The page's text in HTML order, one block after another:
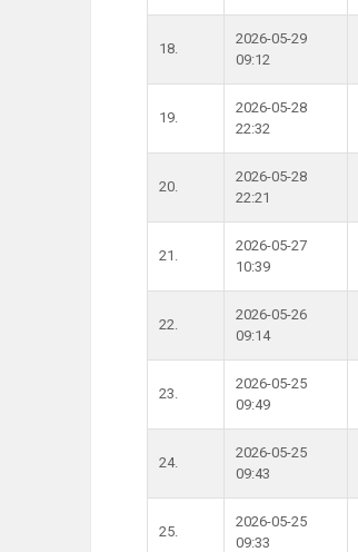
18.
2026-05-29
09:12
19.
2026-05-28
22:32
20.
2026-05-28
22:21
21.
2026-05-27
10:39
22.
2026-05-26
09:14
23.
2026-05-25
09:49
24.
2026-05-25
09:43
25.
2026-05-25
09:33